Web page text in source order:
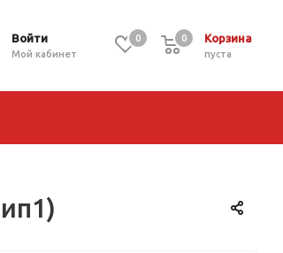
0 Корзина
0
пуста
0
Войти
Мой кабинет